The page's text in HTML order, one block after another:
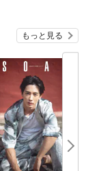
もっと見る